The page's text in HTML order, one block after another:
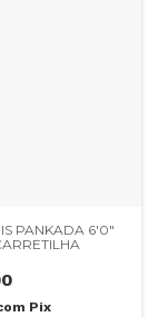
PANKADA 6'0"
Pix